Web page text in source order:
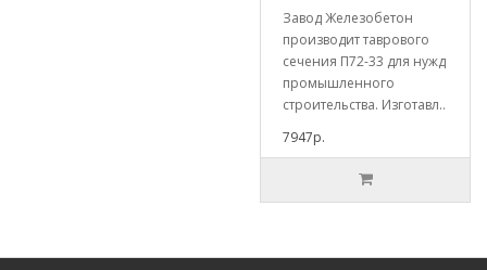
Завод Железобетон
производит таврового
сечения П72-33 для нужд
промышленного
строительства. Изготавл..
7947р.